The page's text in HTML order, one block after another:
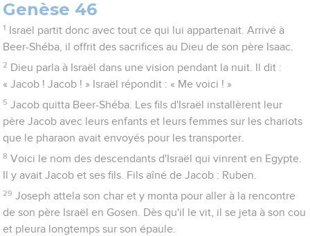
Genèse 46
1
Israël partit donc avec tout ce qui lui appartenait. Arrivé à
Beer-Shéba, il offrit des sacrifices au Dieu de son père Isaac.
2 Dieu parla à Israël dans une vision pendant la nuit. Il dit :
« Jacob ! Jacob ! » Israël répondit : « Me voici ! »
5 Jacob quitta Beer-Shéba. Les fils d'Israël installèrent leur
père Jacob avec leurs enfants et leurs femmes sur les chariots
que le pharaon avait envoyés pour les transporter.
8 Voici le nom des descendants d'Israël qui vinrent en Egypte.
Il y avait Jacob et ses fils. Fils aîné de Jacob : Ruben.
29 Joseph attela son char et y monta pour aller à la rencontre
de son père Israël en Gosen. Dès qu'il le vit, il se jeta à son cou
et pleura longtemps sur son épaule.